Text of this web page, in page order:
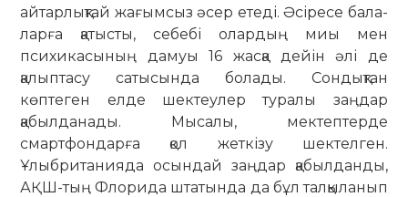
айтарлықтай жа­ғымсыз әсер етеді. Әсіресе бала­
ларға қатысты, себебі олардың миы мен
психикасының дамуы 16 жасқа дейін әлі де
қалыптасу сатысында болады. Сондықтан
көптеген елде шектеулер туралы заңдар
қабылданады. Мысалы, мектептерде
смартфондарға қол жет­кізу шектелген.
Ұлыбританияда осын­дай заңдар қабылданды,
АҚШ-тың Флорида штатында да бұл талқыланып